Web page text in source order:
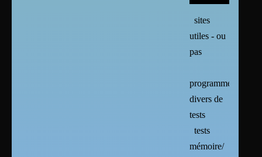
sites
utiles - ou
pas
programmes
divers de
tests
tests
mémoire/